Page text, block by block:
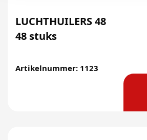
LUCHTHUILERS 48
48 stuks
Artikelnummer: 1123